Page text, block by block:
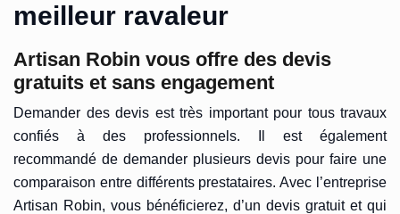
meilleur ravaleur
Artisan Robin vous offre des devis
gratuits et sans engagement
Demander des devis est très important pour tous travaux
confiés à des professionnels. Il est également
recommandé de demander plusieurs devis pour faire une
comparaison entre différents prestataires. Avec l’entreprise
Artisan Robin, vous bénéficierez, d’un devis gratuit et qui